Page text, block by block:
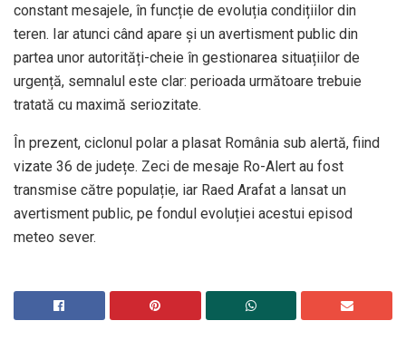
constant mesajele, în funcție de evoluția condițiilor din
teren. Iar atunci când apare și un avertisment public din
partea unor autorități-cheie în gestionarea situațiilor de
urgență, semnalul este clar: perioada următoare trebuie
tratată cu maximă seriozitate.
În prezent, ciclonul polar a plasat România sub alertă, fiind
vizate 36 de județe. Zeci de mesaje Ro-Alert au fost
transmise către populație, iar Raed Arafat a lansat un
avertisment public, pe fondul evoluției acestui episod
meteo sever.